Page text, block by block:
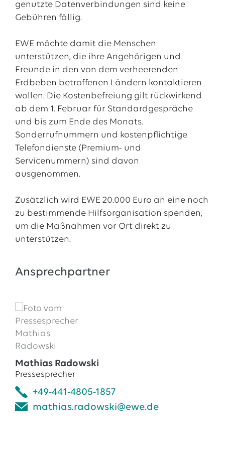
genutzte Datenverbindungen sind keine
Gebühren fällig.
EWE möchte damit die Menschen
unterstützen, die ihre Angehörigen und
Freunde in den von dem verheerenden
Erdbeben betroffenen Ländern kontaktieren
wollen. Die Kostenbefreiung gilt rückwirkend
ab dem 1. Februar für Standardgespräche
und bis zum Ende des Monats.
Sonderrufnummern und kostenpflichtige
Telefondienste (Premium- und
Servicenummern) sind davon
ausgenommen.
Zusätzlich wird EWE 20.000 Euro an eine noch
zu bestimmende Hilfsorganisation spenden,
um die Maßnahmen vor Ort direkt zu
unterstützen.
Ansprechpartner
Mathias Radowski
Pressesprecher
+49-441-4805-1857
mathias.radowski@ewe.de
Das EWE-Jobportal
Unsere neuesten Stellenangebote